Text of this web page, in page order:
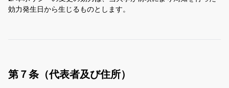
効力発生日から生じるものとします。
第７条（代表者及び住所）